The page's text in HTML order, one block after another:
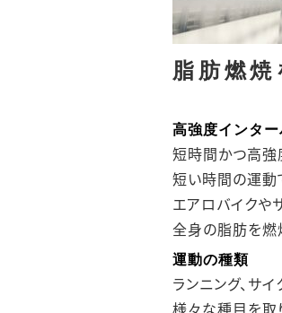
脂肪燃
高強度インタ
短時間かつ高強
短い時間の運動
エアロバイクや
全身の脂肪を燃
運動の種類
ランニング、サイ